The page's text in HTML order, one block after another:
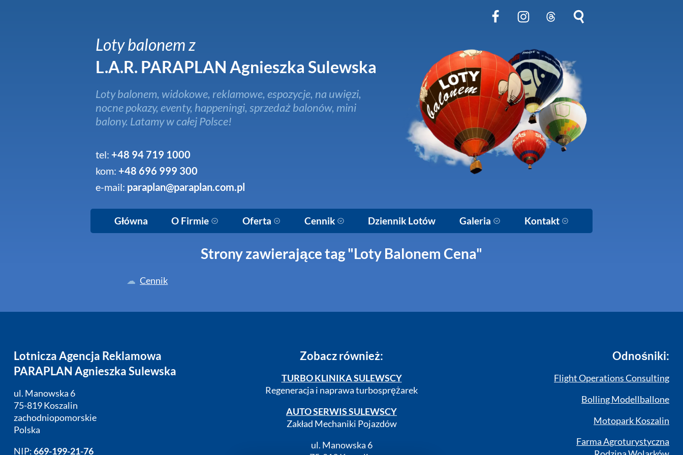
Loty balonem z
L.A.R. PARAPLAN Agnieszka Sulewska
Loty balonem, widokowe, reklamowe, espozycje, na uwięzi,
nocne pokazy, eventy, happeningi, sprzedaż balonów, mini
balony. Latamy w całej Polsce!
tel: +48 94 719 1000
kom: +48 696 999 300
e-mail: paraplan@paraplan.com.pl
Główna O Firmie Oferta Cennik Dziennik Lotów Galeria Kontakt
Strony zawierające tag "Loty Balonem Cena"
Cennik
Lotnicza Agencja Reklamowa
PARAPLAN Agnieszka Sulewska
ul. Manowska 6
75-819 Koszalin
zachodniopomorskie
Polska
NIP:669-199-21-76
Zobacz również:
TURBO KLINIKA SULEWSCY
Regeneracja i naprawa turbosprężarek
AUTO SERWIS SULEWSCY
Zakład Mechaniki Pojazdów
ul. Manowska 6
Odnośniki:
Flight Operations Consulting
Bolling Modellballone
Motopark Koszalin
Farma Agroturystyczna